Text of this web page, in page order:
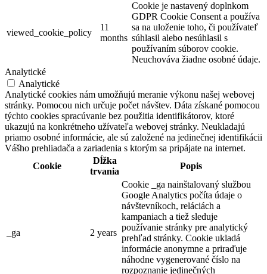
viewed_cookie_policy
11
months
Cookie je nastavený doplnkom
GDPR Cookie Consent a používa
sa na uloženie toho, či používateľ
súhlasil alebo nesúhlasil s
používaním súborov cookie.
Neuchováva žiadne osobné údaje.
Analytické
Analytické
Analytické cookies nám umožňujú meranie výkonu našej webovej
stránky. Pomocou nich určuje počet návštev. Dáta získané pomocou
týchto cookies spracúvanie bez použitia identifikátorov, ktoré
ukazujú na konkrétneho užívateľa webovej stránky. Neukladajú
priamo osobné informácie, ale sú založené na jedinečnej identifikácii
Vášho prehliadača a zariadenia s ktorým sa pripájate na internet.
Cookie
Dĺžka
trvania
Popis
_ga 2 years
Cookie _ga nainštalovaný službou
Google Analytics počíta údaje o
návštevníkoch, reláciách a
kampaniach a tiež sleduje
používanie stránky pre analytický
prehľad stránky. Cookie ukladá
informácie anonymne a priraďuje
náhodne vygenerované číslo na
rozpoznanie jedinečných